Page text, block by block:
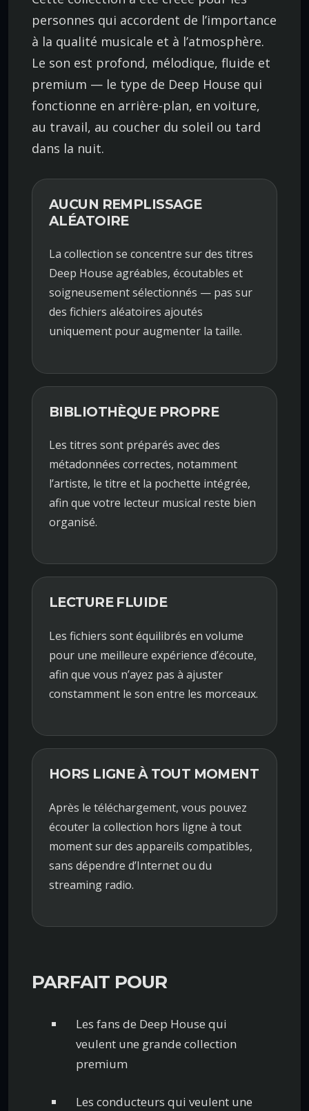
personnes qui accordent de l’importance
à la qualité musicale et à l’atmosphère.
Le son est profond, mélodique, fluide et
premium — le type de Deep House qui
fonctionne en arrière-plan, en voiture,
au travail, au coucher du soleil ou tard
dans la nuit.
AUCUN REMPLISSAGE
ALÉATOIRE
La collection se concentre sur des titres
Deep House agréables, écoutables et
soigneusement sélectionnés — pas sur
des fichiers aléatoires ajoutés
uniquement pour augmenter la taille.
BIBLIOTHÈQUE PROPRE
Les titres sont préparés avec des
métadonnées correctes, notamment
l’artiste, le titre et la pochette intégrée,
afin que votre lecteur musical reste bien
organisé.
LECTURE FLUIDE
Les fichiers sont équilibrés en volume
pour une meilleure expérience d’écoute,
afin que vous n’ayez pas à ajuster
constamment le son entre les morceaux.
HORS LIGNE À TOUT MOMENT
Après le téléchargement, vous pouvez
écouter la collection hors ligne à tout
moment sur des appareils compatibles,
sans dépendre d’Internet ou du
streaming radio.
PARFAIT POUR
Les fans de Deep House qui
veulent une grande collection
premium
Les conducteurs qui veulent une